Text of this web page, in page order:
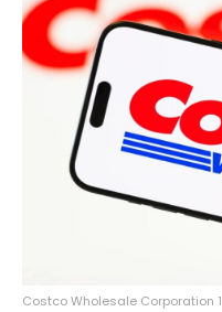
Costco Wholesale Corporation 1